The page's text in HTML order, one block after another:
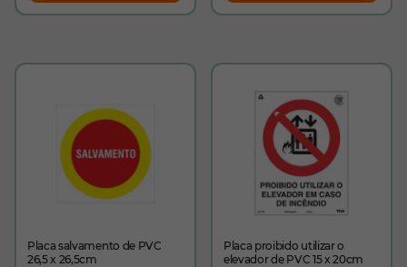
Placa salvamento de PVC
26,5 x 26,5cm
Placa proibido utilizar o
elevador de PVC 15 x 20cm